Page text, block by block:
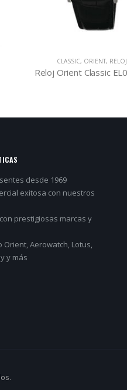
CLASSIC, ORIENT,
Reloj Orient Classic
desde 1969
exitosa con nuestros
prestigiosas marcas y
Orient, Aerowatch, Lotus,
y más